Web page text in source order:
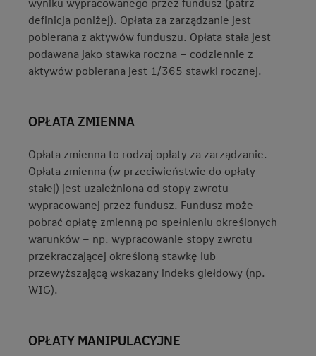
definicja poniżej). Opłata za zarządzanie jest
pobierana z aktywów funduszu. Opłata stała jest
podawana jako stawka roczna – codziennie z
aktywów pobierana jest 1/365 stawki rocznej.
OPŁATA ZMIENNA
Opłata zmienna to rodzaj opłaty za zarządzanie.
Opłata zmienna (w przeciwieństwie do opłaty
stałej) jest uzależniona od stopy zwrotu
wypracowanej przez fundusz. Fundusz może
pobrać opłatę zmienną po spełnieniu określonych
warunków – np. wypracowanie stopy zwrotu
przekraczającej określoną stawkę lub
przewyższającą wskazany indeks giełdowy (np.
WIG).
OPŁATY MANIPULACYJNE